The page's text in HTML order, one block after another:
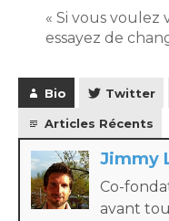
« Si vous voulez
essayez de
Bio Twitter
Articles Récents
Jimmy
Co-
avant